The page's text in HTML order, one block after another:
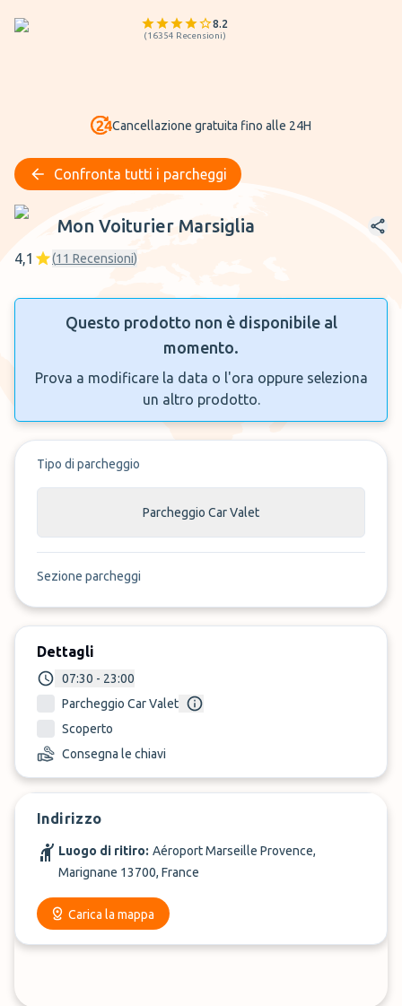
8.2
(16354 Recensioni)
Cancellazione gratuita fino alle 24H
Confronta tutti i parcheggi
Mon Voiturier Marsiglia
Mon Voiturier Marsiglia
4,1 (11 Recensioni)
Questo prodotto non è disponibile al
momento.
Prova a modificare la data o l'ora oppure seleziona
un altro prodotto.
Tipo di parcheggio
Parcheggio Car Valet
Sezione parcheggi
Dettagli
07:30 - 23:00
Parcheggio Car Valet
Scoperto
Consegna le chiavi
Indirizzo
Luogo di ritiro: Aéroport Marseille Provence,
Marignane 13700, France
Carica la mappa